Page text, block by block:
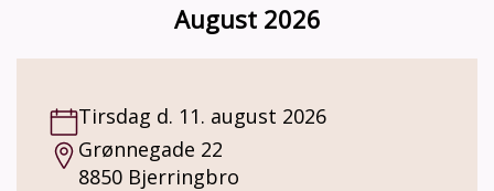
August 2026
Tirsdag d. 11. august 2026
Grønnegade 22
8850 Bjerringbro